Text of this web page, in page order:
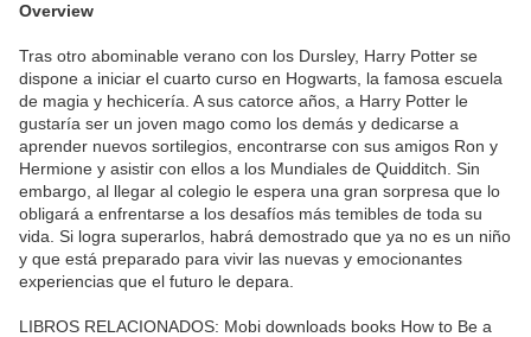
Overview
Tras otro abominable verano con los Dursley, Harry Potter se
dispone a iniciar el cuarto curso en Hogwarts, la famosa escuela
de magia y hechicería. A sus catorce años, a Harry Potter le
gustaría ser un joven mago como los demás y dedicarse a
aprender nuevos sortilegios, encontrarse con sus amigos Ron y
Hermione y asistir con ellos a los Mundiales de Quidditch. Sin
embargo, al llegar al colegio le espera una gran sorpresa que lo
obligará a enfrentarse a los desafíos más temibles de toda su
vida. Si logra superarlos, habrá demostrado que ya no es un niño
y que está preparado para vivir las nuevas y emocionantes
experiencias que el futuro le depara.
LIBROS RELACIONADOS: Mobi downloads books How to Be a